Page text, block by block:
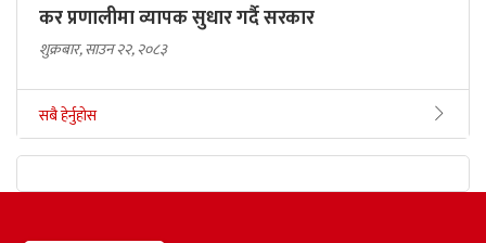
कर प्रणालीमा व्यापक सुधार गर्दै सरकार
शुक्रबार, साउन २२, २०८३
सबै हेर्नुहोस